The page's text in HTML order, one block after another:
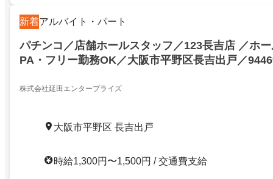
新着アルバイト・パート
パチンコ／店舗ホールスタッフ／123長吉店 ／ホ
PA・フリー勤務OK／大阪市平野区長吉出戸／
株式会社延田エンタープライズ
大阪市平野区 長吉出戸
時給1,300円〜1,500円 / 交通費支給